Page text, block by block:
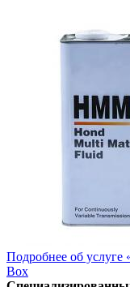
Подробнее об услуге
Box